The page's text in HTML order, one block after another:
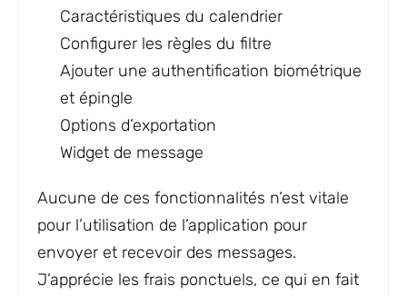
Caractéristiques du calendrier
Configurer les règles du filtre
Ajouter une authentification biométrique
et épingle
Options d’exportation
Widget de message
Aucune de ces fonctionnalités n’est vitale
pour l’utilisation de l’application pour
envoyer et recevoir des messages.
J’apprécie les frais ponctuels, ce qui en fait